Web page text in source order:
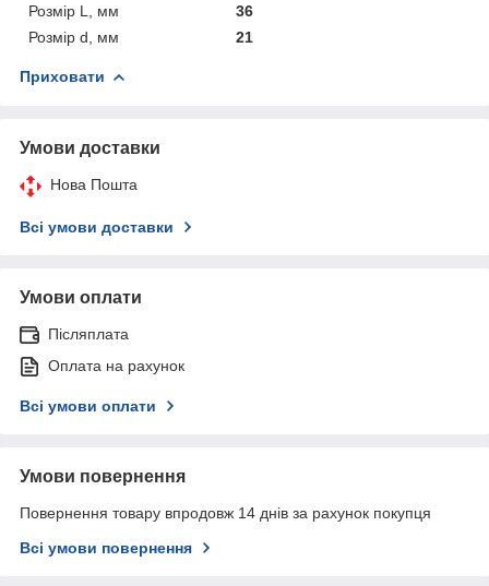
Розмір L, мм
36
Розмір d, мм
21
Приховати
Умови доставки
Нова Пошта
Всі умови доставки
Умови оплати
Післяплата
Оплата на рахунок
Всі умови оплати
Умови повернення
Повернення товару впродовж 14 днів за рахунок покупця
Всі умови повернення